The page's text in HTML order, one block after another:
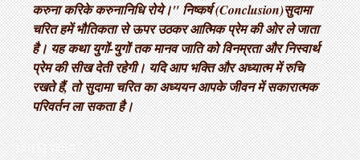
करुना करिके करुनानिधि रोये।" निष्कर्ष (Conclusion) ​सुदामा
चरित हमें भौतिकता से ऊपर उठकर आत्मिक प्रेम की ओर ले जाता
है। यह कथा युगों-युगों तक मानव जाति को विनम्रता और निस्वार्थ
प्रेम की सीख देती रहेगी। यदि आप भक्ति और अध्यात्म में रुचि
रखते हैं, तो सुदामा चरित का अध्ययन आपके जीवन में सकारात्मक
परिवर्तन ला सकता है।
LATEST VIDEO